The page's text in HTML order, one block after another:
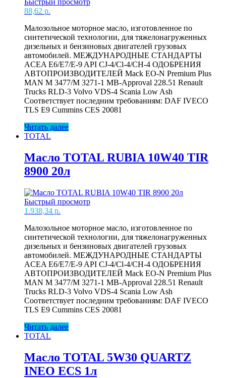
Быстрый просмотр
88,62 р.
Малозольное моторное масло, изготовленное по
синтетической технологии, для тяжелонагруженных
дизельных и бензиновых двигателей грузовых
автомобилей. МЕЖДУНАРОДНЫЕ СТАНДАРТЫ
ACEA E6/E7/E-9 API CJ-4/Cl-4/CH-4 ОДОБРЕНИЯ
АВТОПРОИЗВОДИТЕЛЕЙ Mack EO-N Premium Plus
MAN M 3477/M 3271-1 MB-Approval 228.51 Renault
Trucks RLD-3 Volvo VDS-4 Scania Low Ash
Соответствует последним требованиям: DAF IVECO
TLS E9 Cummins CES 20081
Читать далее
TOTAL
Масло TOTAL RUBIA 10W40 TIR
8900 20л
Быстрый просмотр
1.938,34 р.
Малозольное моторное масло, изготовленное по
синтетической технологии, для тяжелонагруженных
дизельных и бензиновых двигателей грузовых
автомобилей. МЕЖДУНАРОДНЫЕ СТАНДАРТЫ
ACEA E6/E7/E-9 API CJ-4/Cl-4/CH-4 ОДОБРЕНИЯ
АВТОПРОИЗВОДИТЕЛЕЙ Mack EO-N Premium Plus
MAN M 3477/M 3271-1 MB-Approval 228.51 Renault
Trucks RLD-3 Volvo VDS-4 Scania Low Ash
Соответствует последним требованиям: DAF IVECO
TLS E9 Cummins CES 20081
Читать далее
TOTAL
Масло TOTAL 5W30 QUARTZ
INEO ECS 1л